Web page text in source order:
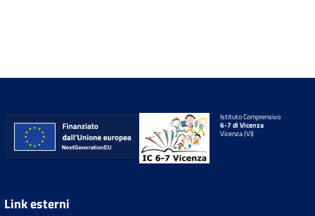
Istituto Comprensivo
6-7 di Vicenza
Vicenza (VI)
Link esterni